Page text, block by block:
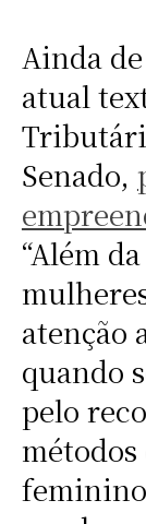
Ainda
atual
Senado,
“Além
atenção
quando
pelo